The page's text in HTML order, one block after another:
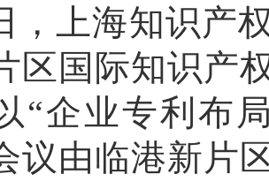
，上海知识产
区国际知识产
“企业专利布
议由临港新片